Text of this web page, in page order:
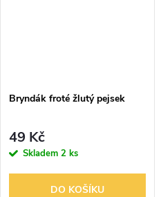
Bryndák froté žlutý pejsek
49 Kč
Skladem 2 ks
DO KOŠÍKU